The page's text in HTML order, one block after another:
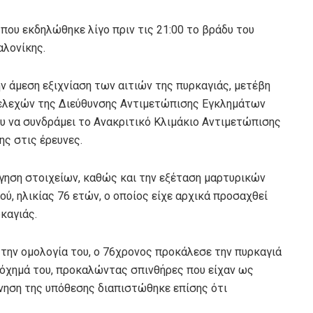
εκδηλώθηκε λίγο πριν τις 21:00 το βράδυ του
άμεση εξιχνίαση των αιτιών της πυρκαγιάς, μετέβη
της Διεύθυνσης Αντιμετώπισης Εγκλημάτων
συνδράμει το Ανακριτικό Κλιμάκιο Αντιμετώπισης
στις έρευνες.
στοιχείων, καθώς και την εξέταση μαρτυρικών
ηλικίας 76 ετών, ο οποίος είχε αρχικά προσαχθεί
ομολογία του, ο 76χρονος προκάλεσε την πυρκαγιά
του, προκαλώντας σπινθήρες που είχαν ως
της υπόθεσης διαπιστώθηκε επίσης ότι